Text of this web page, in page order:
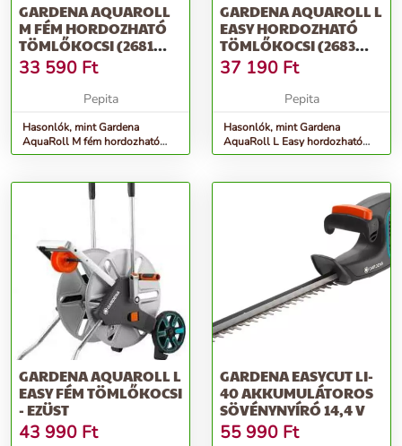
GARDENA AQUAROLL
M FÉM HORDOZHATÓ
TÖMLŐKOCSI (2681
UTÓDJA) - EZÜST
33 590 Ft
Pepita
Hasonlók, mint Gardena
AquaRoll M fém hordozható
Tömlőkocsi (2681 utódja) -
GARDENA AQUAROLL L
EASY HORDOZHATÓ
TÖMLŐKOCSI (2683
UTÓDJA) - SZÜRKE
37 190 Ft
Pepita
Hasonlók, mint Gardena
AquaRoll L Easy hordozható
Tömlőkocsi (2683 utódja) -
GARDENA AQUAROLL L
EASY FÉM TÖMLŐKOCSI
- EZÜST
43 990 Ft
GARDENA EASYCUT LI-
40 AKKUMULÁTOROS
SÖVÉNYNYÍRÓ 14,4 V
55 990 Ft